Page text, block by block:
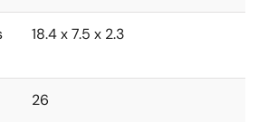
18.4 x 7.5 x 2.3
26